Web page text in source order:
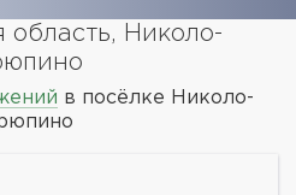
область, Николо-
в посёлке Николо-